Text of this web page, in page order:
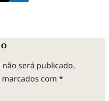
será publicado.
com *